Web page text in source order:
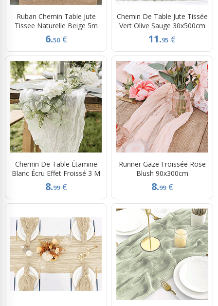
Ruban Chemin Table Jute
Tissee Naturelle Beige 5m
6.50 €
Chemin De Table Jute Tissée
Vert Olive Sauge 30x500cm
11.95 €
Chemin De Table Étamine
Blanc Écru Effet Froissé 3 M
8.99 €
Runner Gaze Froissée Rose
Blush 90x300cm
8.99 €